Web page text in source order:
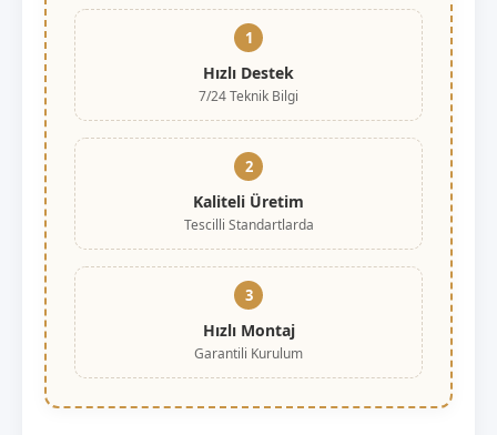
1
Hızlı Destek
7/24 Teknik Bilgi
2
Kaliteli Üretim
Tescilli Standartlarda
3
Hızlı Montaj
Garantili Kurulum